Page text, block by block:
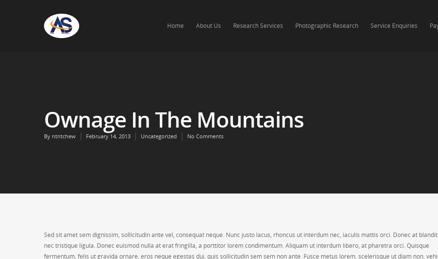
Home About Us Research Services Photographic Research Service Enquiries
Ownage In The Mountains
By ntritchew February 14, 2013 Uncategorized No Comments
Sed sit amet sem dignissim, sollicitudin ante vel, consequat neque. Nunc justo lacus, rhoncus ut interdum nec, iaculis mattis orci. Donec at
nec tristique ligula. Donec euismod nulla at erat fringilla, a porttitor lorem condimentum. Aliquam ut interdum libero, at pharetra orci. Quisque
fermentum, felis ut gravida ornare, eros neque egestas dui, quis sollicitudin sem sem non ante. Fusce metus lorem, scelerisque ut diam non,